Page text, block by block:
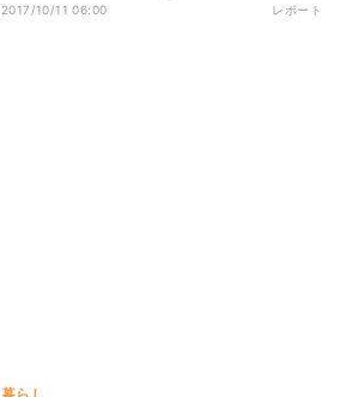
2017/10/11 06:00 レポート